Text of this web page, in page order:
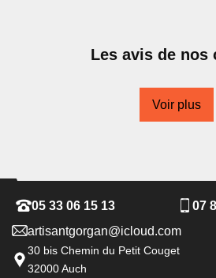
Les avis de nos
Voir plus
05 33 06 15 13
07
artisantgorgan@icloud.com
30 bis Chemin du Petit Couget
32000 Auch